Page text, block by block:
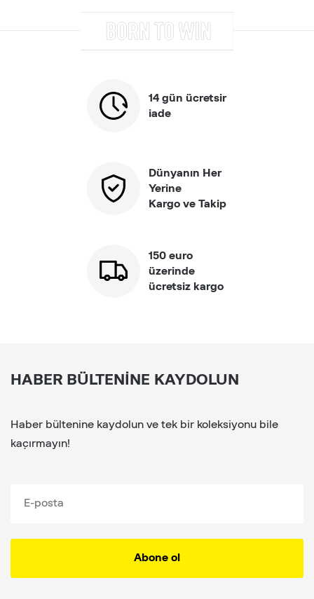
14 gün ücretsir
iade
Dünyanın Her
Yerine
Kargo ve Takip
150 euro
üzerinde
ücretsiz kargo
HABER BÜLTENINE KAYDOLUN
Haber bültenine kaydolun ve tek bir koleksiyonu bile
kaçırmayın!
Abone ol